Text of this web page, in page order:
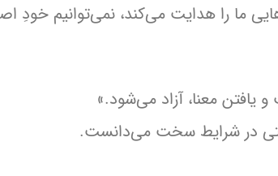
ما را هدایت می‌کند، نمی‌توانیم خودِ
یافتن معنا، آزاد می‌شود.»
حتی در شرایط سخت می‌دانست.